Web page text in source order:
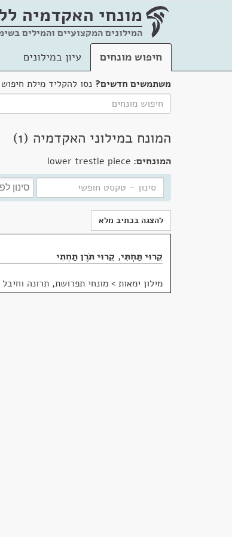
מונחי האקדמיה
המילונים המקצועיים והמילים
חיפוש מונחים עיון במילונים
משתמשים חדשים? נסו להקליד מילת
המונח במילוני האקדמיה (1)
המונחים: lower trestle piece
להצגה בכתיב מלא
קֵרוּי תַּחְתִּי, קֵרוּי תֹּרֶן תַּחְתִּי
מילון ימאות > מונחי תפרושת, תרונה